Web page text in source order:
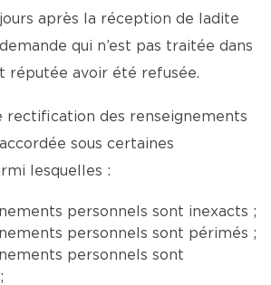
après la réception de ladite
qui n’est pas traitée dans
réputée avoir été refusée.
rectification des renseignements
sous certaines
lesquelles :
personnels sont inexacts ;
personnels sont périmés ;
personnels sont